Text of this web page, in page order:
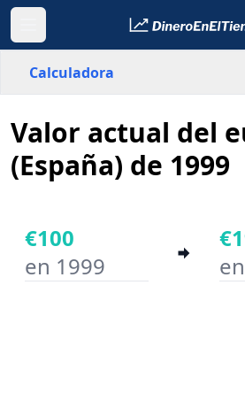
Calculadora
España
País
Año inicial
Valor actual del
(España) de 1999
€100
en 1999